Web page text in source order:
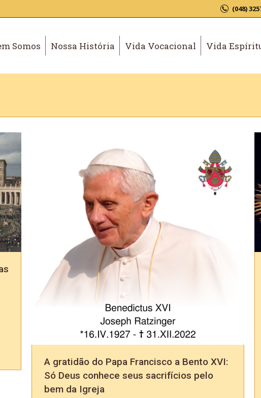
(048)
Somos Nossa História Vida Vocacional Vida
A gratidão do Papa Francisco a Bento XVI:
Só Deus conhece seus sacrifícios pelo
bem da Igreja